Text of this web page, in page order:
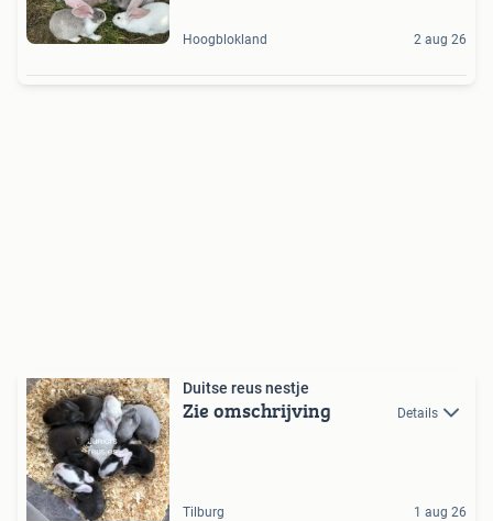
Hoogblokland 2 aug 26
Duitse reus nestje
Zie omschrijving Details
Tilburg 1 aug 26